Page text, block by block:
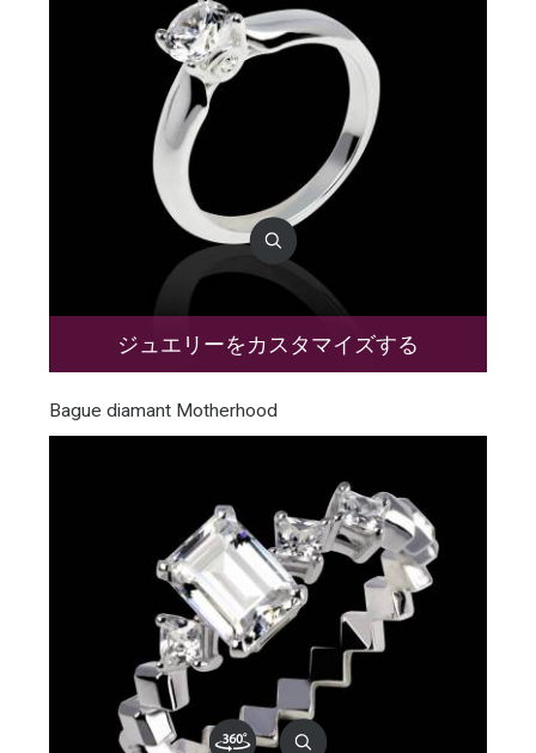
ジュエリーをカスタマイズする
Bague diamant Motherhood